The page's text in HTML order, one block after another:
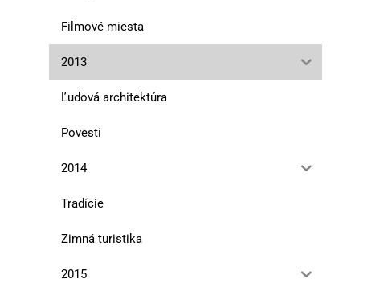
Filmové miesta
2013
Ľudová architektúra
Povesti
2014
Tradície
Zimná turistika
2015